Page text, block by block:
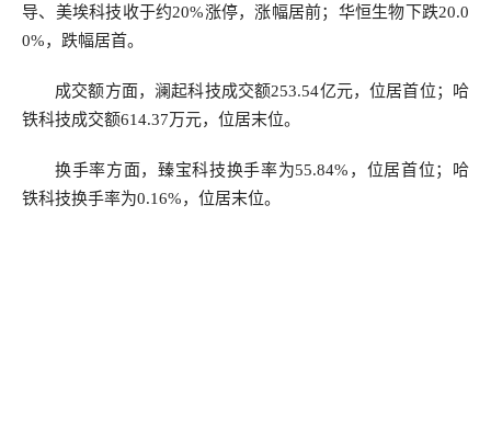
导、美埃科技收于约20%涨停，涨幅居前；华恒生物下跌20.0
0%，跌幅居首。
成交额方面，澜起科技成交额253.54亿元，位居首位；哈
铁科技成交额614.37万元，位居末位。
换手率方面，臻宝科技换手率为55.84%，位居首位；哈
铁科技换手率为0.16%，位居末位。